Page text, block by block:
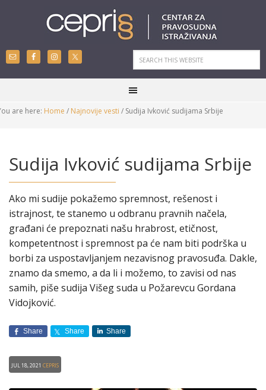
are here: Home / Najnovije vesti / Sudija Ivković sudijama Srbije
Sudija Ivković sudijama Srbije
Ako mi sudije pokažemo spremnost, rešenost i
istrajnost, te stanemo u odbranu pravnih načela,
građani će prepoznati našu hrabrost, etičnost,
kompetentnost i spremnost pa će nam biti podrška u
borbi za uspostavljanjem nezavisnog pravosuđa. Dakle,
znamo da smemo, a da li i možemo, to zavisi od nas
samih, piše sudija Višeg suda u Požarevcu Gordana
Vidojković.
Share Share Share
Jul 18, 2021 CEPRIS